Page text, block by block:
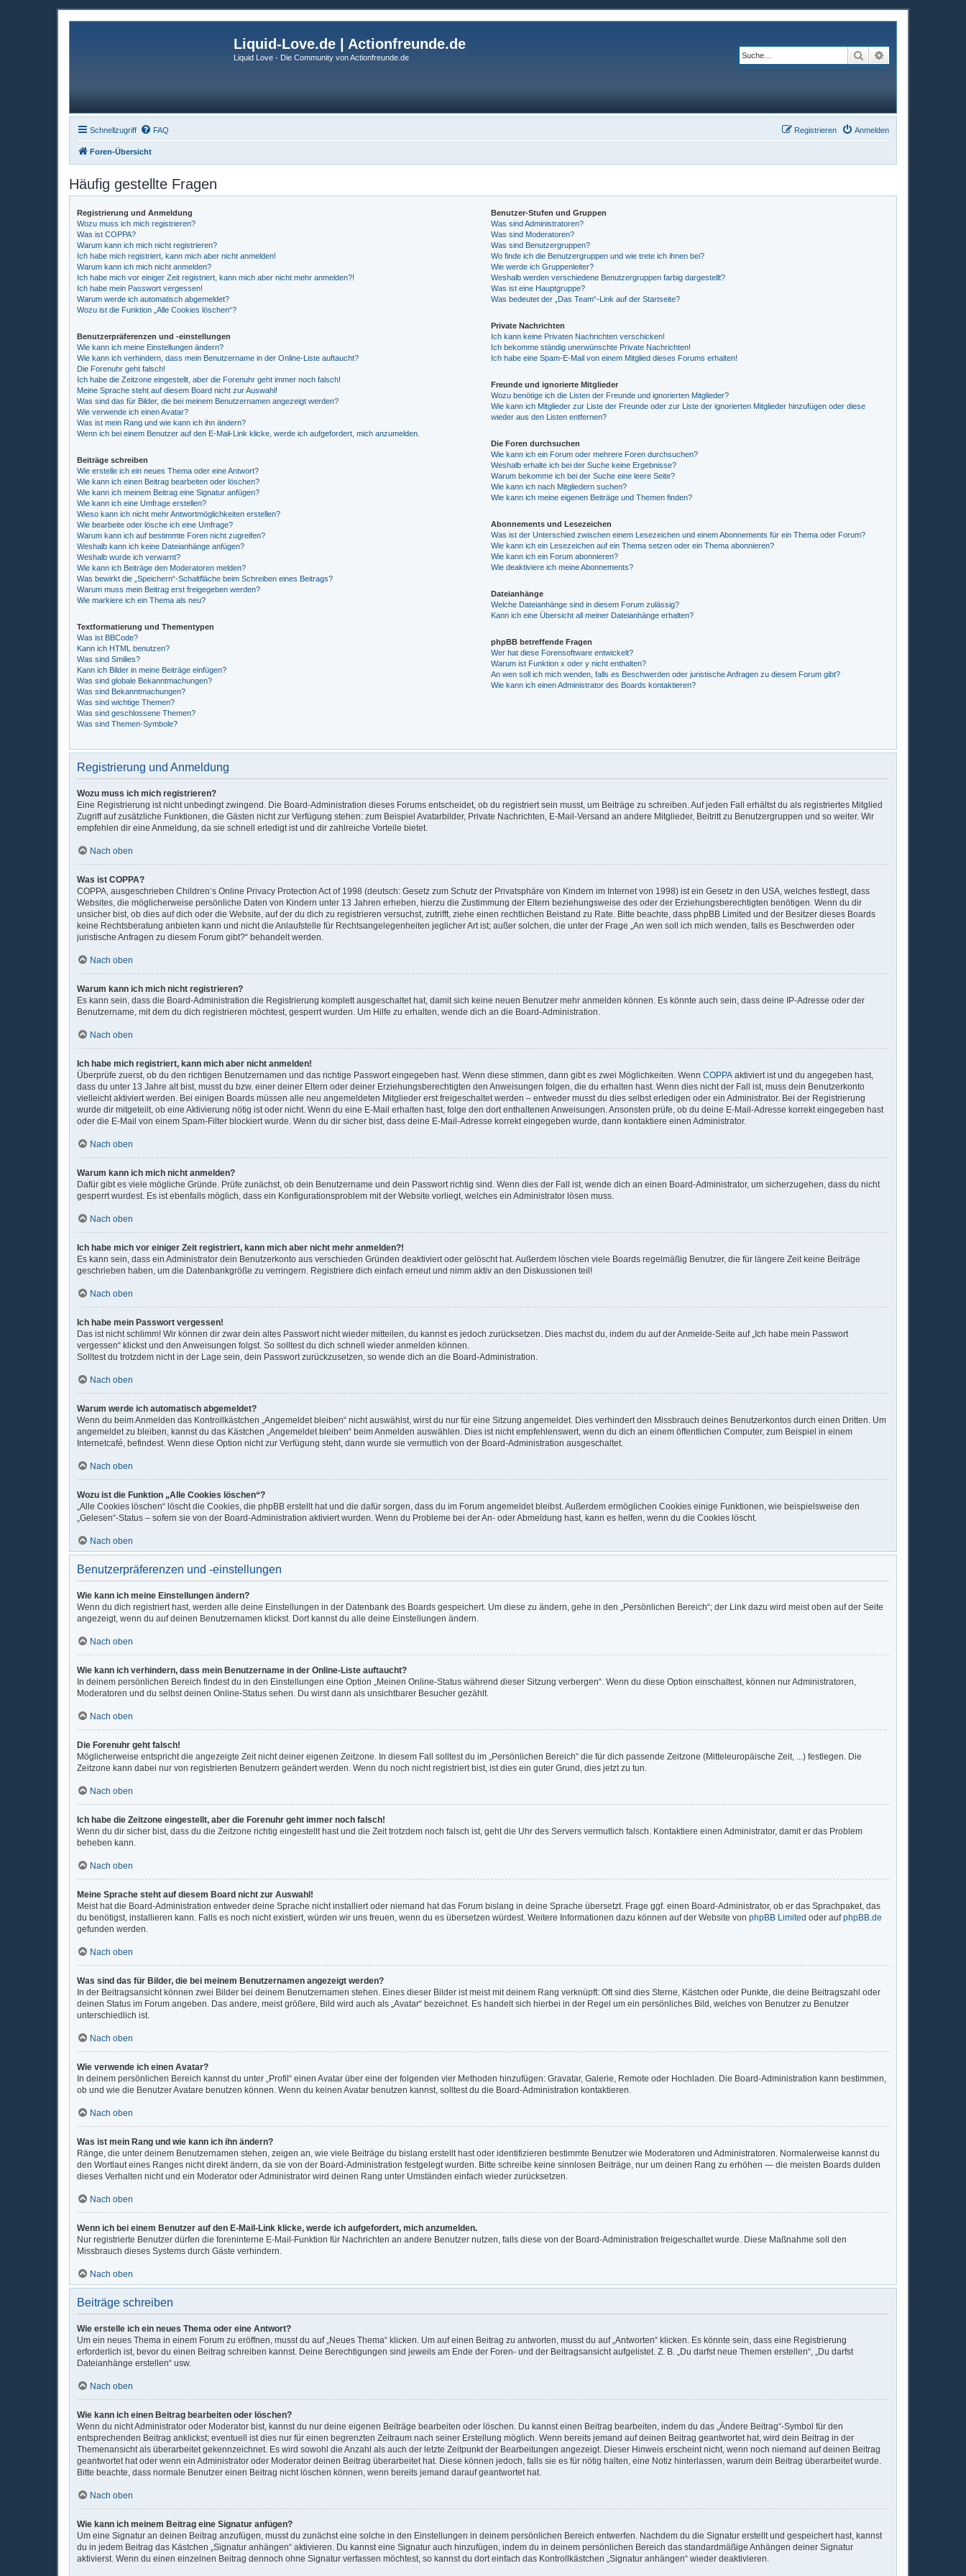
Liquid-Love.de | Actionfreunde.de
Liquid Love - Die Community von Actionfreunde.de Suche
Schnellzugriff FAQ Anmelden
Registrieren
Foren-Übersicht
Häufig gestellte Fragen
Registrierung und Anmeldung
Wozu muss ich mich registrieren?
Was ist COPPA?
Warum kann ich mich nicht registrieren?
Ich habe mich registriert, kann mich aber nicht anmelden!
Warum kann ich mich nicht anmelden?
Ich habe mich vor einiger Zeit registriert, kann mich aber nicht mehr anmelden?!
Ich habe mein Passwort vergessen!
Warum werde ich automatisch abgemeldet?
Wozu ist die Funktion „Alle Cookies löschen“?
Benutzerpräferenzen und -einstellungen
Wie kann ich meine Einstellungen ändern?
Wie kann ich verhindern, dass mein Benutzername in der Online-Liste auftaucht?
Die Forenuhr geht falsch!
Ich habe die Zeitzone eingestellt, aber die Forenuhr geht immer noch falsch!
Meine Sprache steht auf diesem Board nicht zur Auswahl!
Was sind das für Bilder, die bei meinem Benutzernamen angezeigt werden?
Wie verwende ich einen Avatar?
Was ist mein Rang und wie kann ich ihn ändern?
Wenn ich bei einem Benutzer auf den E-Mail-Link klicke, werde ich aufgefordert, mich anzumelden.
Beiträge schreiben
Wie erstelle ich ein neues Thema oder eine Antwort?
Wie kann ich einen Beitrag bearbeiten oder löschen?
Wie kann ich meinem Beitrag eine Signatur anfügen?
Wie kann ich eine Umfrage erstellen?
Wieso kann ich nicht mehr Antwortmöglichkeiten erstellen?
Wie bearbeite oder lösche ich eine Umfrage?
Warum kann ich auf bestimmte Foren nicht zugreifen?
Weshalb kann ich keine Dateianhänge anfügen?
Weshalb wurde ich verwarnt?
Wie kann ich Beiträge den Moderatoren melden?
Was bewirkt die „Speichern“-Schaltfläche beim Schreiben eines Beitrags?
Warum muss mein Beitrag erst freigegeben werden?
Wie markiere ich ein Thema als neu?
Textformatierung und Thementypen
Was ist BBCode?
Kann ich HTML benutzen?
Was sind Smilies?
Kann ich Bilder in meine Beiträge einfügen?
Was sind globale Bekanntmachungen?
Was sind Bekanntmachungen?
Was sind wichtige Themen?
Was sind geschlossene Themen?
Was sind Themen-Symbole?
Benutzer-Stufen und Gruppen
Was sind Administratoren?
Was sind Moderatoren?
Was sind Benutzergruppen?
Wo finde ich die Benutzergruppen und wie trete ich ihnen bei?
Wie werde ich Gruppenleiter?
Weshalb werden verschiedene Benutzergruppen farbig dargestellt?
Was ist eine Hauptgruppe?
Was bedeutet der „Das Team“-Link auf der Startseite?
Private Nachrichten
Ich kann keine Privaten Nachrichten verschicken!
Ich bekomme ständig unerwünschte Private Nachrichten!
Ich habe eine Spam-E-Mail von einem Mitglied dieses Forums erhalten!
Freunde und ignorierte Mitglieder
Wozu benötige ich die Listen der Freunde und ignorierten Mitglieder?
Wie kann ich Mitglieder zur Liste der Freunde oder zur Liste der ignorierten Mitglieder hinzufügen oder diese
wieder aus den Listen entfernen?
Die Foren durchsuchen
Wie kann ich ein Forum oder mehrere Foren durchsuchen?
Weshalb erhalte ich bei der Suche keine Ergebnisse?
Warum bekomme ich bei der Suche eine leere Seite?
Wie kann ich nach Mitgliedern suchen?
Wie kann ich meine eigenen Beiträge und Themen finden?
Abonnements und Lesezeichen
Was ist der Unterschied zwischen einem Lesezeichen und einem Abonnements für ein Thema oder Forum?
Wie kann ich ein Lesezeichen auf ein Thema setzen oder ein Thema abonnieren?
Wie kann ich ein Forum abonnieren?
Wie deaktiviere ich meine Abonnements?
Dateianhänge
Welche Dateianhänge sind in diesem Forum zulässig?
Kann ich eine Übersicht all meiner Dateianhänge erhalten?
phpBB betreffende Fragen
Wer hat diese Forensoftware entwickelt?
Warum ist Funktion x oder y nicht enthalten?
An wen soll ich mich wenden, falls es Beschwerden oder juristische Anfragen zu diesem Forum gibt?
Wie kann ich einen Administrator des Boards kontaktieren?
Registrierung und Anmeldung
Wozu muss ich mich registrieren?
Eine Registrierung ist nicht unbedingt zwingend. Die Board-Administration dieses Forums entscheidet, ob du registriert sein musst, um Beiträge zu schreiben. Auf jeden Fall erhältst du als registriertes Mitglied
Zugriff auf zusätzliche Funktionen, die Gästen nicht zur Verfügung stehen: zum Beispiel Avatarbilder, Private Nachrichten, E-Mail-Versand an andere Mitglieder, Beitritt zu Benutzergruppen und so weiter. Wir
empfehlen dir eine Anmeldung, da sie schnell erledigt ist und dir zahlreiche Vorteile bietet.
Nach oben
Was ist COPPA?
COPPA, ausgeschrieben Children’s Online Privacy Protection Act of 1998 (deutsch: Gesetz zum Schutz der Privatsphäre von Kindern im Internet von 1998) ist ein Gesetz in den USA, welches festlegt, dass
Websites, die möglicherweise persönliche Daten von Kindern unter 13 Jahren erheben, hierzu die Zustimmung der Eltern beziehungsweise des oder der Erziehungsberechtigten benötigen. Wenn du dir
unsicher bist, ob dies auf dich oder die Website, auf der du dich zu registrieren versuchst, zutrifft, ziehe einen rechtlichen Beistand zu Rate. Bitte beachte, dass phpBB Limited und der Besitzer dieses Boards
keine Rechtsberatung anbieten kann und nicht die Anlaufstelle für Rechtsangelegenheiten jeglicher Art ist; außer solchen, die unter der Frage „An wen soll ich mich wenden, falls es Beschwerden oder
juristische Anfragen zu diesem Forum gibt?“ behandelt werden.
Nach oben
Warum kann ich mich nicht registrieren?
Es kann sein, dass die Board-Administration die Registrierung komplett ausgeschaltet hat, damit sich keine neuen Benutzer mehr anmelden können. Es könnte auch sein, dass deine IP-Adresse oder der
Benutzername, mit dem du dich registrieren möchtest, gesperrt wurden. Um Hilfe zu erhalten, wende dich an die Board-Administration.
Nach oben
Ich habe mich registriert, kann mich aber nicht anmelden!
Überprüfe zuerst, ob du den richtigen Benutzernamen und das richtige Passwort eingegeben hast. Wenn diese stimmen, dann gibt es zwei Möglichkeiten. Wenn COPPA aktiviert ist und du angegeben hast,
dass du unter 13 Jahre alt bist, musst du bzw. einer deiner Eltern oder deiner Erziehungsberechtigten den Anweisungen folgen, die du erhalten hast. Wenn dies nicht der Fall ist, muss dein Benutzerkonto
vielleicht aktiviert werden. Bei einigen Boards müssen alle neu angemeldeten Mitglieder erst freigeschaltet werden – entweder musst du dies selbst erledigen oder ein Administrator. Bei der Registrierung
wurde dir mitgeteilt, ob eine Aktivierung nötig ist oder nicht. Wenn du eine E-Mail erhalten hast, folge den dort enthaltenen Anweisungen. Ansonsten prüfe, ob du deine E-Mail-Adresse korrekt eingegeben hast
oder die E-Mail von einem Spam-Filter blockiert wurde. Wenn du dir sicher bist, dass deine E-Mail-Adresse korrekt eingegeben wurde, dann kontaktiere einen Administrator.
Nach oben
Warum kann ich mich nicht anmelden?
Dafür gibt es viele mögliche Gründe. Prüfe zunächst, ob dein Benutzername und dein Passwort richtig sind. Wenn dies der Fall ist, wende dich an einen Board-Administrator, um sicherzugehen, dass du nicht
gesperrt wurdest. Es ist ebenfalls möglich, dass ein Konfigurationsproblem mit der Website vorliegt, welches ein Administrator lösen muss.
Nach oben
Ich habe mich vor einiger Zeit registriert, kann mich aber nicht mehr anmelden?!
Es kann sein, dass ein Administrator dein Benutzerkonto aus verschieden Gründen deaktiviert oder gelöscht hat. Außerdem löschen viele Boards regelmäßig Benutzer, die für längere Zeit keine Beiträge
geschrieben haben, um die Datenbankgröße zu verringern. Registriere dich einfach erneut und nimm aktiv an den Diskussionen teil!
Nach oben
Ich habe mein Passwort vergessen!
Das ist nicht schlimm! Wir können dir zwar dein altes Passwort nicht wieder mitteilen, du kannst es jedoch zurücksetzen. Dies machst du, indem du auf der Anmelde-Seite auf „Ich habe mein Passwort
vergessen“ klickst und den Anweisungen folgst. So solltest du dich schnell wieder anmelden können.
Solltest du trotzdem nicht in der Lage sein, dein Passwort zurückzusetzen, so wende dich an die Board-Administration.
Nach oben
Warum werde ich automatisch abgemeldet?
Wenn du beim Anmelden das Kontrollkästchen „Angemeldet bleiben“ nicht auswählst, wirst du nur für eine Sitzung angemeldet. Dies verhindert den Missbrauch deines Benutzerkontos durch einen Dritten. Um
angemeldet zu bleiben, kannst du das Kästchen „Angemeldet bleiben“ beim Anmelden auswählen. Dies ist nicht empfehlenswert, wenn du dich an einem öffentlichen Computer, zum Beispiel in einem
Internetcafé, befindest. Wenn diese Option nicht zur Verfügung steht, dann wurde sie vermutlich von der Board-Administration ausgeschaltet.
Nach oben
Wozu ist die Funktion „Alle Cookies löschen“?
„Alle Cookies löschen“ löscht die Cookies, die phpBB erstellt hat und die dafür sorgen, dass du im Forum angemeldet bleibst. Außerdem ermöglichen Cookies einige Funktionen, wie beispielsweise den
„Gelesen“-Status – sofern sie von der Board-Administration aktiviert wurden. Wenn du Probleme bei der An- oder Abmeldung hast, kann es helfen, wenn du die Cookies löscht.
Nach oben
Benutzerpräferenzen und -einstellungen
Wie kann ich meine Einstellungen ändern?
Wenn du dich registriert hast, werden alle deine Einstellungen in der Datenbank des Boards gespeichert. Um diese zu ändern, gehe in den „Persönlichen Bereich“; der Link dazu wird meist oben auf der Seite
angezeigt, wenn du auf deinen Benutzernamen klickst. Dort kannst du alle deine Einstellungen ändern.
Nach oben
Wie kann ich verhindern, dass mein Benutzername in der Online-Liste auftaucht?
In deinem persönlichen Bereich findest du in den Einstellungen eine Option „Meinen Online-Status während dieser Sitzung verbergen“. Wenn du diese Option einschaltest, können nur Administratoren,
Moderatoren und du selbst deinen Online-Status sehen. Du wirst dann als unsichtbarer Besucher gezählt.
Nach oben
Die Forenuhr geht falsch!
Möglicherweise entspricht die angezeigte Zeit nicht deiner eigenen Zeitzone. In diesem Fall solltest du im „Persönlichen Bereich“ die für dich passende Zeitzone (Mitteleuropäische Zeit, ...) festlegen. Die
Zeitzone kann dabei nur von registrierten Benutzern geändert werden. Wenn du noch nicht registriert bist, ist dies ein guter Grund, dies jetzt zu tun.
Nach oben
Ich habe die Zeitzone eingestellt, aber die Forenuhr geht immer noch falsch!
Wenn du dir sicher bist, dass du die Zeitzone richtig eingestellt hast und die Zeit trotzdem noch falsch ist, geht die Uhr des Servers vermutlich falsch. Kontaktiere einen Administrator, damit er das Problem
beheben kann.
Nach oben
Meine Sprache steht auf diesem Board nicht zur Auswahl!
Meist hat die Board-Administration entweder deine Sprache nicht installiert oder niemand hat das Forum bislang in deine Sprache übersetzt. Frage ggf. einen Board-Administrator, ob er das Sprachpaket, das
du benötigst, installieren kann. Falls es noch nicht existiert, würden wir uns freuen, wenn du es übersetzen würdest. Weitere Informationen dazu können auf der Website von phpBB Limited oder aufphpBB.de
gefunden werden.
Nach oben
Was sind das für Bilder, die bei meinem Benutzernamen angezeigt werden?
In der Beitragsansicht können zwei Bilder bei deinem Benutzernamen stehen. Eines dieser Bilder ist meist mit deinem Rang verknüpft: Oft sind dies Sterne, Kästchen oder Punkte, die deine Beitragszahl oder
deinen Status im Forum angeben. Das andere, meist größere, Bild wird auch als „Avatar“ bezeichnet. Es handelt sich hierbei in der Regel um ein persönliches Bild, welches von Benutzer zu Benutzer
unterschiedlich ist.
Nach oben
Wie verwende ich einen Avatar?
In deinem persönlichen Bereich kannst du unter „Profil“ einen Avatar über eine der folgenden vier Methoden hinzufügen: Gravatar, Galerie, Remote oder Hochladen. Die Board-Administration kann bestimmen,
ob und wie die Benutzer Avatare benutzen können. Wenn du keinen Avatar benutzen kannst, solltest du die Board-Administration kontaktieren.
Nach oben
Was ist mein Rang und wie kann ich ihn ändern?
Ränge, die unter deinem Benutzernamen stehen, zeigen an, wie viele Beiträge du bislang erstellt hast oder identifizieren bestimmte Benutzer wie Moderatoren und Administratoren. Normalerweise kannst du
den Wortlaut eines Ranges nicht direkt ändern, da sie von der Board-Administration festgelegt wurden. Bitte schreibe keine sinnlosen Beiträge, nur um deinen Rang zu erhöhen — die meisten Boards dulden
dieses Verhalten nicht und ein Moderator oder Administrator wird deinen Rang unter Umständen einfach wieder zurücksetzen.
Nach oben
Wenn ich bei einem Benutzer auf den E-Mail-Link klicke, werde ich aufgefordert, mich anzumelden.
Nur registrierte Benutzer dürfen die foreninterne E-Mail-Funktion für Nachrichten an andere Benutzer nutzen, falls diese von der Board-Administration freigeschaltet wurde. Diese Maßnahme soll den
Missbrauch dieses Systems durch Gäste verhindern.
Nach oben
Beiträge schreiben
Wie erstelle ich ein neues Thema oder eine Antwort?
Um ein neues Thema in einem Forum zu eröffnen, musst du auf „Neues Thema“ klicken. Um auf einen Beitrag zu antworten, musst du auf „Antworten“ klicken. Es könnte sein, dass eine Registrierung
erforderlich ist, bevor du einen Beitrag schreiben kannst. Deine Berechtigungen sind jeweils am Ende der Foren- und der Beitragsansicht aufgelistet. Z. B. „Du darfst neue Themen erstellen“, „Du darfst
Dateianhänge erstellen“ usw.
Nach oben
Wie kann ich einen Beitrag bearbeiten oder löschen?
Wenn du nicht Administrator oder Moderator bist, kannst du nur deine eigenen Beiträge bearbeiten oder löschen. Du kannst einen Beitrag bearbeiten, indem du das „Ändere Beitrag“-Symbol für den
entsprechenden Beitrag anklickst; eventuell ist dies nur für einen begrenzten Zeitraum nach seiner Erstellung möglich. Wenn bereits jemand auf deinen Beitrag geantwortet hat, wird dein Beitrag in der
Themenansicht als überarbeitet gekennzeichnet. Es wird sowohl die Anzahl als auch der letzte Zeitpunkt der Bearbeitungen angezeigt. Dieser Hinweis erscheint nicht, wenn noch niemand auf deinen Beitrag
geantwortet hat oder wenn ein Administrator oder Moderator deinen Beitrag überarbeitet hat. Diese können jedoch, falls sie es für nötig halten, eine Notiz hinterlassen, warum dein Beitrag überarbeitet wurde.
Bitte beachte, dass normale Benutzer einen Beitrag nicht löschen können, wenn bereits jemand darauf geantwortet hat.
Nach oben
Wie kann ich meinem Beitrag eine Signatur anfügen?
Um eine Signatur an deinen Beitrag anzufügen, musst du zunächst eine solche in den Einstellungen in deinem persönlichen Bereich entwerfen. Nachdem du die Signatur erstellt und gespeichert hast, kannst
du in jedem Beitrag das Kästchen „Signatur anhängen“ aktivieren. Du kannst eine Signatur auch hinzufügen, indem du in deinem persönlichen Bereich das standardmäßige Anhängen deiner Signatur
aktivierst. Wenn du einen einzelnen Beitrag dennoch ohne Signatur verfassen möchtest, so kannst du dort einfach das Kontrollkästchen „Signatur anhängen“ wieder deaktivieren.